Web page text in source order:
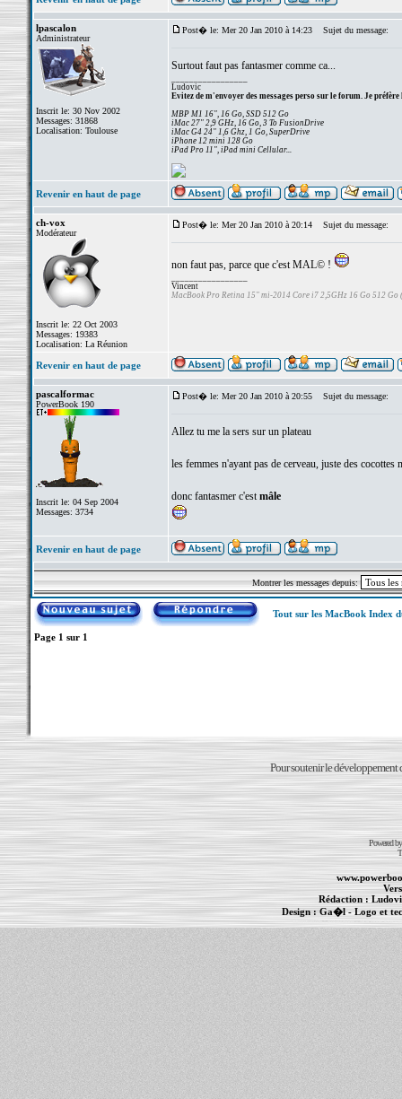
lpascalon
Administrateur
Inscrit le: 30 Nov 2002
Messages: 31868
Localisation: Toulouse
Post� le: Mer 20 Jan 2010 à 14:23 Sujet du message:
Surtout faut pas fantasmer comme ca...
Ludovic
Evitez de m'envoyer des messages perso sur le forum. Je préfère
MBP M1 16", 16 Go, SSD 512 Go
iMac 27" 2,9 GHz, 16 Go, 3 To FusionDrive
iMac G4 24" 1,6 Ghz, 1 Go, SuperDrive
iPhone 12 mini 128 Go
iPad Pro 11", iPad mini Cellular...
Revenir en haut de page
ch-vox
Modérateur
Inscrit le: 22 Oct 2003
Messages: 19383
Localisation: La Réunion
Post� le: Mer 20 Jan 2010 à 20:14 Sujet du message:
non faut pas, parce que c'est MAL© !
Vincent
MacBook Pro Retina 15" mi-2014 Core i7 2,5GHz 16 Go 512 Go
Revenir en haut de page
pascalformac
PowerBook 190
Inscrit le: 04 Sep 2004
Messages: 3734
Post� le: Mer 20 Jan 2010 à 20:55 Sujet du message:
Allez tu me la sers sur un plateau
les femmes n'ayant pas de cerveau, juste des
donc fantasmer c'estmâle
Revenir en haut de page
Montrer les messages depuis:
Tout sur les MacBook Index
Page 1 sur 1
Pour soutenir le développement
Powered
Rédaction :
Design : Ga�l- Logo et
Informations : PowerBook MacBook Pro